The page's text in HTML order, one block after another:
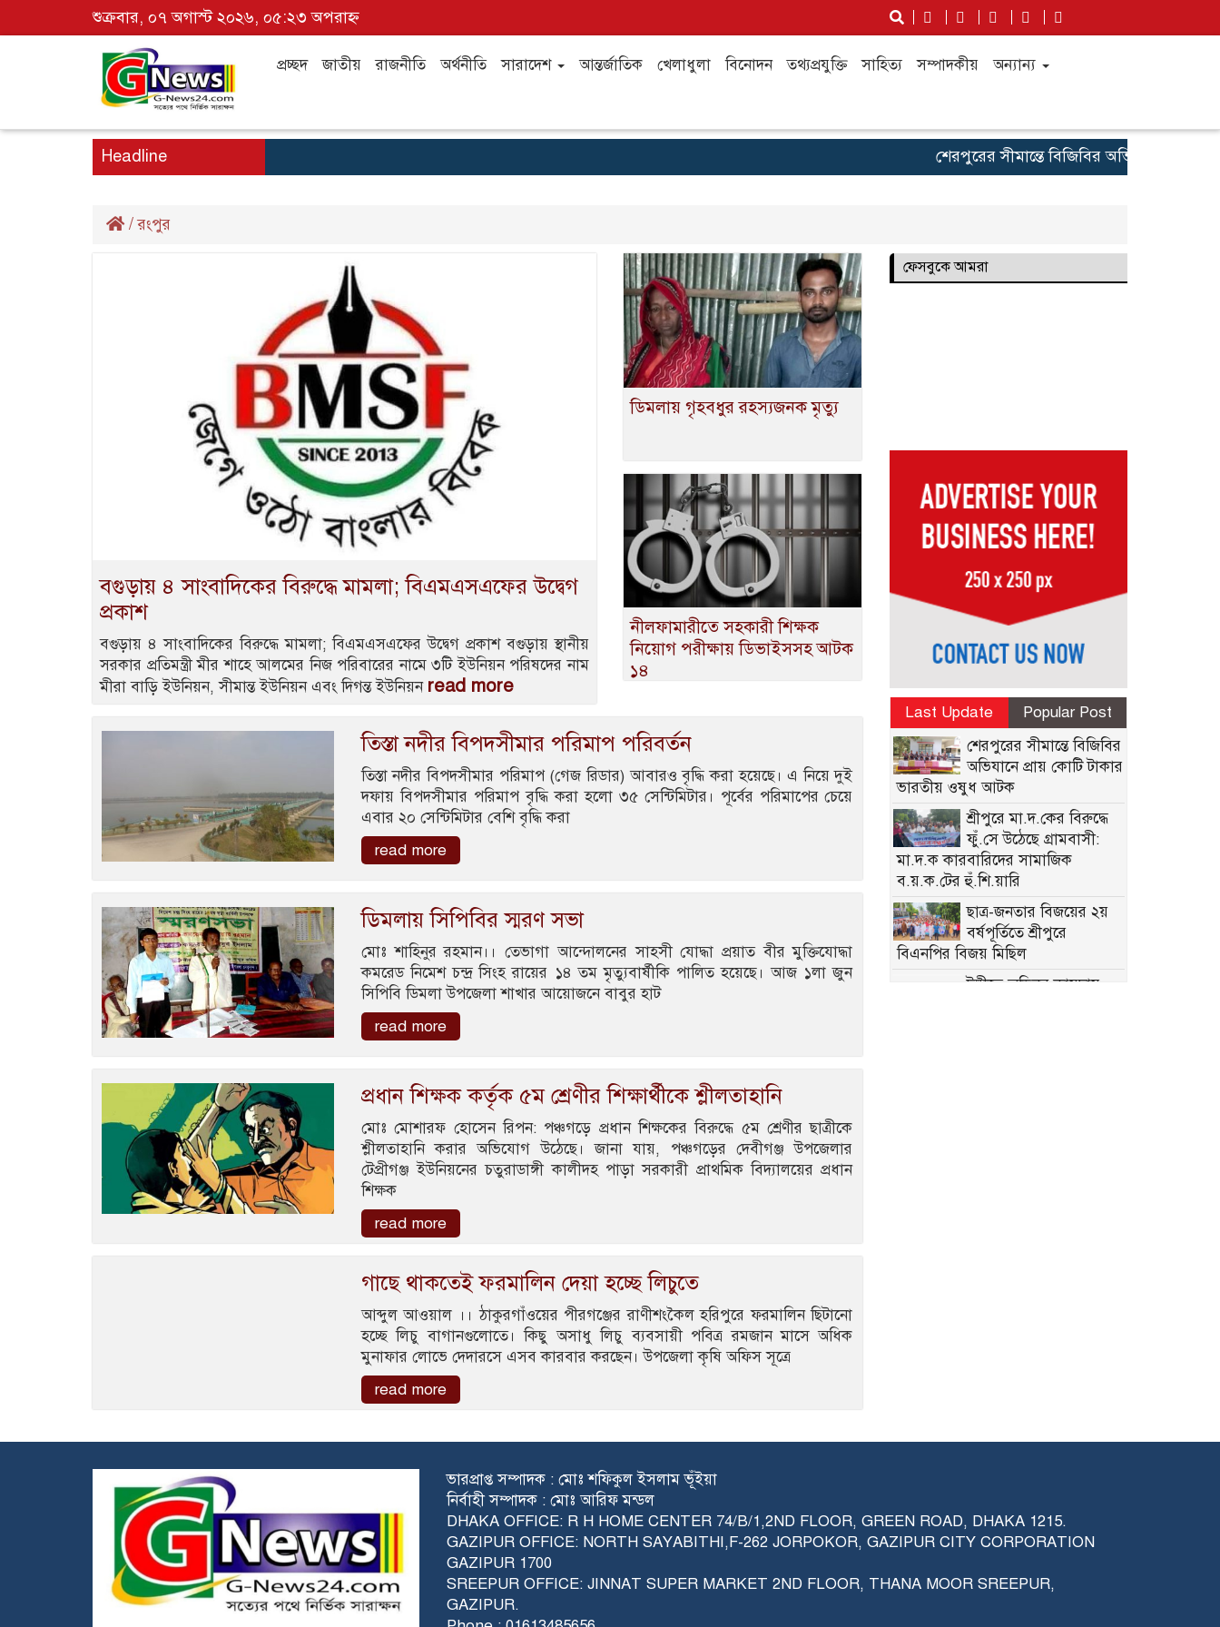
শুক্রবার, ০৭ অগাস্ট ২০২৬, ০৫:২৩ অপরাহ্ন
প্রচ্ছদ জাতীয় রাজনীতি অর্থনীতি সারাদেশ আন্তর্জাতিক খেলাধুলা বিনোদন তথ্যপ্রযুক্তি সাহিত্য সম্পাদকীয় অন্যান্য
Headline শেরপুরের সীমান্তে বিজিবির অভিযানে প্রায়
/রংপুর
বগুড়ায় ৪ সাংবাদিকের বিরুদ্ধে মামলা; বিএমএসএফের উদ্বেগ
প্রকাশ
বগুড়ায় ৪ সাংবাদিকের বিরুদ্ধে মামলা; বিএমএসএফের উদ্বেগ প্রকাশ বগুড়ায় স্থানীয়
সরকার প্রতিমন্ত্রী মীর শাহে আলমের নিজ পরিবারের নামে ৩টি ইউনিয়ন পরিষদের নাম
মীরা বাড়ি ইউনিয়ন, সীমান্ত ইউনিয়ন এবং দিগন্ত ইউনিয়ন read more
ডিমলায় গৃহবধুর রহস্যজনক মৃত্যু
নীলফামারীতে সহকারী শিক্ষক
নিয়োগ পরীক্ষায় ডিভাইসসহ আটক
১৪
তিস্তা নদীর বিপদসীমার পরিমাপ পরিবর্তন
তিস্তা নদীর বিপদসীমার পরিমাপ (গেজ রিডার) আবারও বৃদ্ধি করা হয়েছে। এ নিয়ে দুই
দফায় বিপদসীমার পরিমাপ বৃদ্ধি করা হলো ৩৫ সেন্টিমিটার। পূর্বের পরিমাপের চেয়ে
এবার ২০ সেন্টিমিটার বেশি বৃদ্ধি করা
read more
ডিমলায় সিপিবির স্মরণ সভা
মোঃ শাহিনুর রহমান।। তেভাগা আন্দোলনের সাহসী যোদ্ধা প্রয়াত বীর মুক্তিযোদ্ধা
কমরেড নিমেশ চন্দ্র সিংহ রায়ের ১৪ তম মৃত্যুবার্ষীকি পালিত হয়েছে। আজ ১লা জুন
সিপিবি ডিমলা উপজেলা শাখার আয়োজনে বাবুর হাট
read more
প্রধান শিক্ষক কর্তৃক ৫ম শ্রেণীর শিক্ষার্থীকে শ্লীলতাহানি
মোঃ মোশারফ হোসেন রিপন: পঞ্চগড়ে প্রধান শিক্ষকের বিরুদ্ধে ৫ম শ্রেণীর ছাত্রীকে
শ্লীলতাহানি করার অভিযোগ উঠেছে। জানা যায়, পঞ্চগড়ের দেবীগঞ্জ উপজেলার
টেপ্রীগঞ্জ ইউনিয়নের চতুরাডাঙ্গী কালীদহ পাড়া সরকারী প্রাথমিক বিদ্যালয়ের প্রধান
শিক্ষক
read more
গাছে থাকতেই ফরমালিন দেয়া হচ্ছে লিচুতে
আব্দুল আওয়াল ।। ঠাকুরগাঁওয়ের পীরগঞ্জের রাণীশংকৈল হরিপুরে ফরমালিন ছিটানো
হচ্ছে লিচু বাগানগুলোতে। কিছু অসাধু লিচু ব্যবসায়ী পবিত্র রমজান মাসে অধিক
মুনাফার লোভে দেদারসে এসব কারবার করছেন। উপজেলা কৃষি অফিস সূত্রে
read more
ফেসবুকে আমরা
Last Update
Popular Post
শেরপুরের সীমান্তে বিজিবির
অভিযানে প্রায় কোটি টাকার
ভারতীয় ওষুধ আটক
শ্রীপুরে মা.দ.কের বিরুদ্ধে
ফুঁ.সে উঠেছে গ্রামবাসী:
মা.দ.ক কারবারিদের সামাজিক
ব.য়.ক.টের হুঁ.শি.য়ারি
ছাত্র-জনতার বিজয়ের ২য়
বর্ষপূর্তিতে শ্রীপুরে
বিএনপির বিজয় মিছিল
টঙ্গীতে অভিনব কায়দায়
ছাড়লেন বিএনপি নেতা
ভারপ্রাপ্ত সম্পাদক : মোঃ শফিকুল ইসলাম ভূঁইয়া
নির্বাহী সম্পাদক : মোঃ আরিফ মন্ডল
DHAKA OFFICE: R H HOME CENTER 74/B/1,2ND FLOOR, GREEN ROAD, DHAKA 1215.
GAZIPUR OFFICE: NORTH SAYABITHI,F-262 JORPOKOR, GAZIPUR CITY CORPORATION
GAZIPUR 1700
SREEPUR OFFICE: JINNAT SUPER MARKET 2ND FLOOR, THANA MOOR SREEPUR,
GAZIPUR.